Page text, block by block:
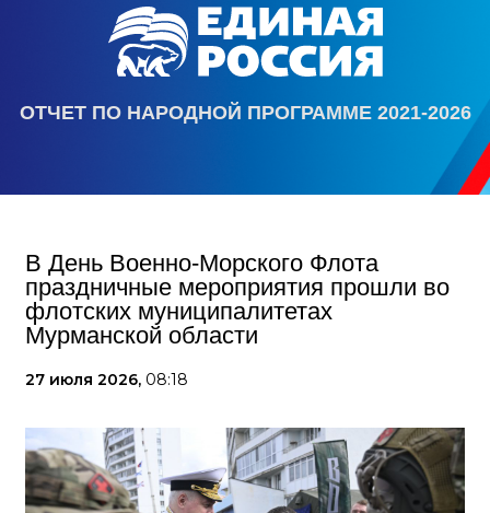
ОТЧЕТ ПО НАРОДНОЙ ПРОГРАММЕ 2021-2026
В День Военно-Морского Флота
праздничные мероприятия прошли во
флотских муниципалитетах
Мурманской области
27 июля 2026, 08:18